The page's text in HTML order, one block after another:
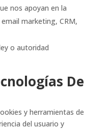
nos apoyan en la
marketing, CRM,
o autoridad
De
y herramientas de
del usuario y